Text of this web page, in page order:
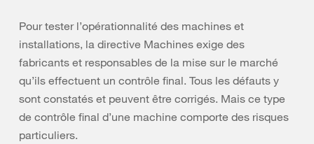
Pour tester l’opérationnalité des machines et
installations, la directive Machines exige des
fabricants et responsables de la mise sur le marché
qu’ils effectuent un contrôle final. Tous les défauts y
sont constatés et peuvent être corrigés. Mais ce type
de contrôle final d’une machine comporte des risques
particuliers.